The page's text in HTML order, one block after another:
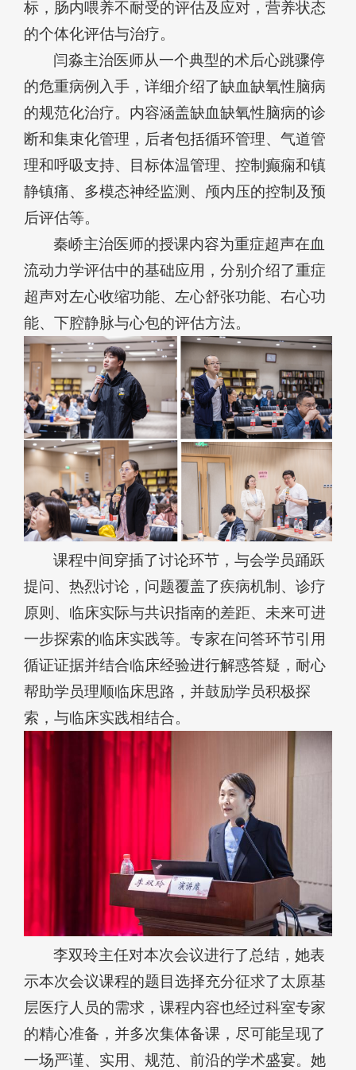
标，肠内喂养不耐受的评估及应对，营养状态
的个体化评估与治疗。
闫淼主治医师从一个典型的术后心跳骤停
的危重病例入手，详细介绍了缺血缺氧性脑病
的规范化治疗。内容涵盖缺血缺氧性脑病的诊
断和集束化管理，后者包括循环管理、气道管
理和呼吸支持、目标体温管理、控制癫痫和镇
静镇痛、多模态神经监测、颅内压的控制及预
后评估等。
秦峤主治医师的授课内容为重症超声在血
流动力学评估中的基础应用，分别介绍了重症
超声对左心收缩功能、左心舒张功能、右心功
能、下腔静脉与心包的评估方法。
课程中间穿插了讨论环节，与会学员踊跃
提问、热烈讨论，问题覆盖了疾病机制、诊疗
原则、临床实际与共识指南的差距、未来可进
一步探索的临床实践等。专家在问答环节引用
循证证据并结合临床经验进行解惑答疑，耐心
帮助学员理顺临床思路，并鼓励学员积极探
索，与临床实践相结合。
李双玲主任对本次会议进行了总结，她表
示本次会议课程的题目选择充分征求了太原基
层医疗人员的需求，课程内容也经过科室专家
的精心准备，并多次集体备课，尽可能呈现了
一场严谨、实用、规范、前沿的学术盛宴。她